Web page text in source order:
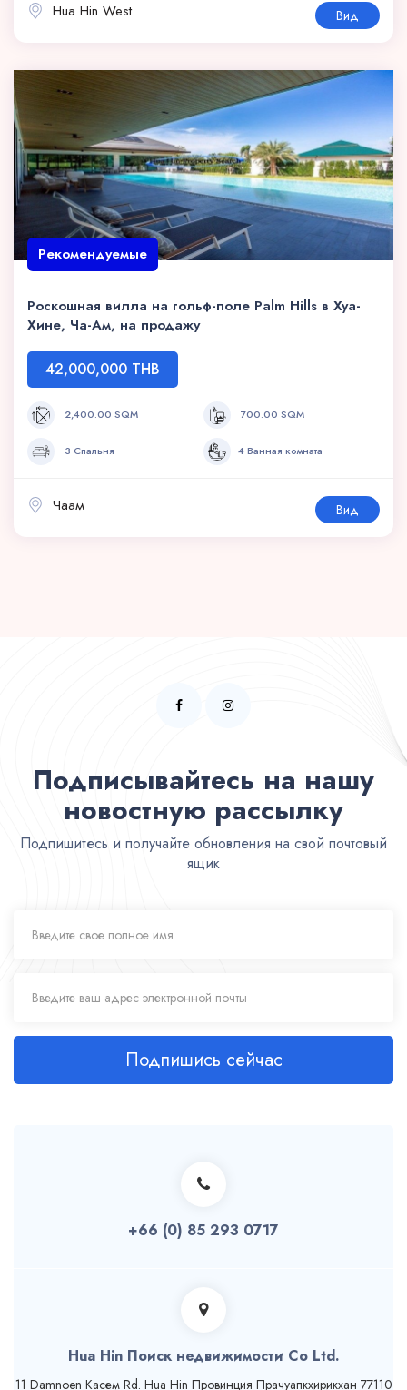
Hua Hin West Вид
Рекомендуемые
Роскошная вилла на гольф-поле Palm Hills в Хуа-
Хине, Ча-Ам, на продажу
42,000,000 THB
2,400.00 SQM 700.00 SQM
3 Спальня 4 Ванная комната
Чаам Вид
Подписывайтесь на нашу
новостную рассылку
Подпишитесь и получайте обновления на свой почтовый
ящик
Подпишись сейчас
+66 (0) 85 293 0717
Hua Hin Поиск недвижимости Co Ltd.
11 Damnoen Касем Rd. Hua Hin Провинция Прачуапкхирикхан 77110